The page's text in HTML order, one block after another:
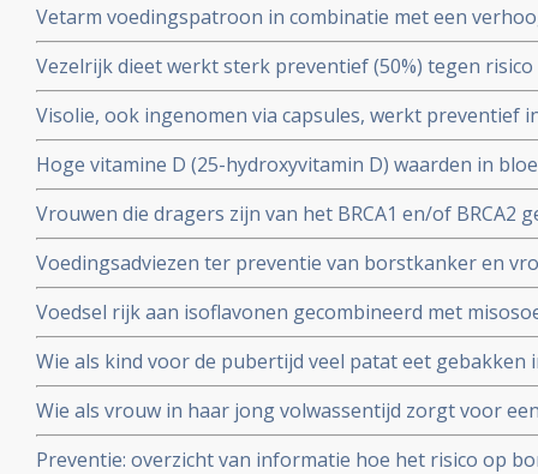
Vetarm voedingspatroon in combinatie met een
fruit en granen kan het risico op overlijden als gevolg
postmenopauzale vrouwen verminderen blijkt uit
Vezelrijk dieet werkt sterk preventief (50%) tegen
vrouwen (in leeftijd voor de overgang).
Visolie, ook ingenomen via capsules, werkt preventief
borstkanker bij vrouwen in de leeftijd na de overgang.
bevolkingstudie onder 35.000 vrouwen. Artikel
Hoge vitamine D (25-hydroxyvitamin D) waarden in
risico - 44 procent - op overlijden aan borstkanker dan
moment van diagnose copy 1
Vrouwen die dragers zijn van het BRCA1 en/of BRCA2
het krijgen van borstkanker met 50% en
eierstokken en eileiders weg te laten halen.
Voedingsadviezen ter preventie van borstkanker en
voeding en meditatie opgesteld door de natuurdietisten
Voedsel rijk aan isoflavonen gecombineerd met
met 40% verminderen aldus tienjarige Japanse studie
geplaatst juni 2003.
Wie als kind voor de pubertijd veel patat eet
risico op krijgen van borstkanker op latere leeftijd
verpleegkundigen
Wie als vrouw in haar jong volwassentijd zorgt voor
beduidend minder risico - 65% - op borstkanker met
Preventie: overzicht van informatie hoe het risico op